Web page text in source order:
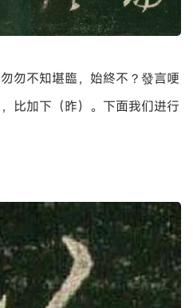
勿不知堪臨，始終不？發言哽
比加下（昨）。下面我们进行